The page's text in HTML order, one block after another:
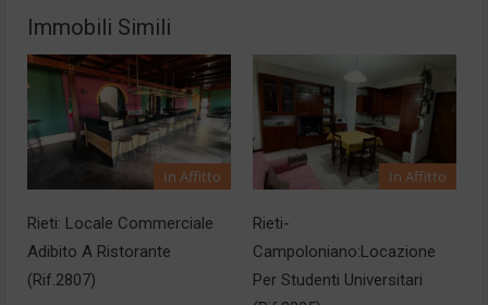
Immobili Simili
In Affitto
Rieti: Locale Commerciale
Adibito A Ristorante
(Rif.2807)
In Affitto
Rieti-
Campoloniano:Locazione
Per Studenti Universitari